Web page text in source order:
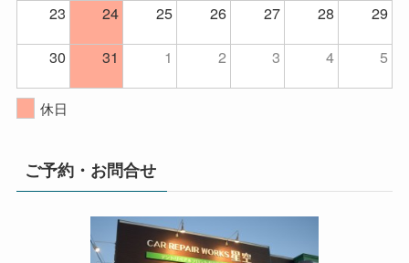
23 24 25 26 27 28
29
30
31 1 2 3 4 5
休日
ご予約・お問合せ